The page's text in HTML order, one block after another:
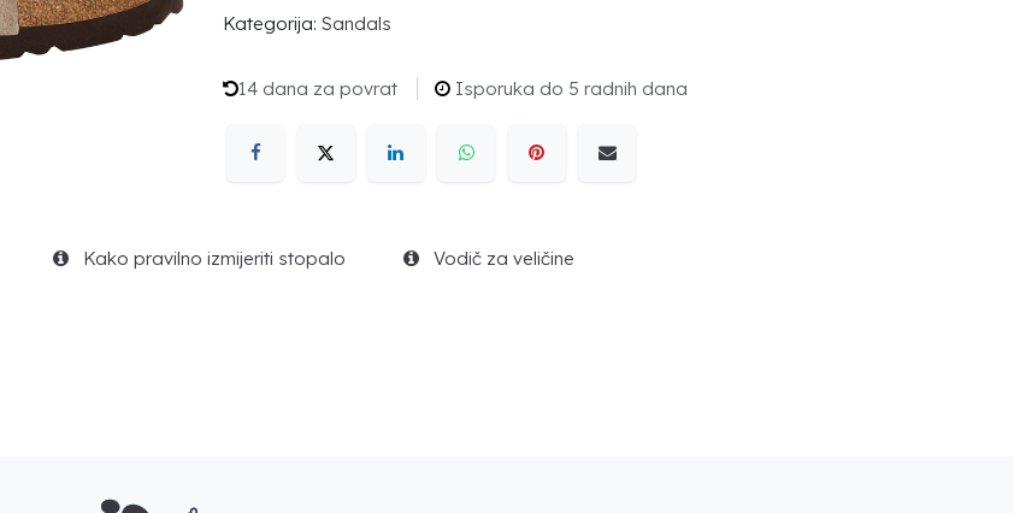
Kategorija: Sandals
14 dana za povrat Isporuka do 5 radnih dana
Kako pravilno izmijeriti stopalo Vodič za veličine